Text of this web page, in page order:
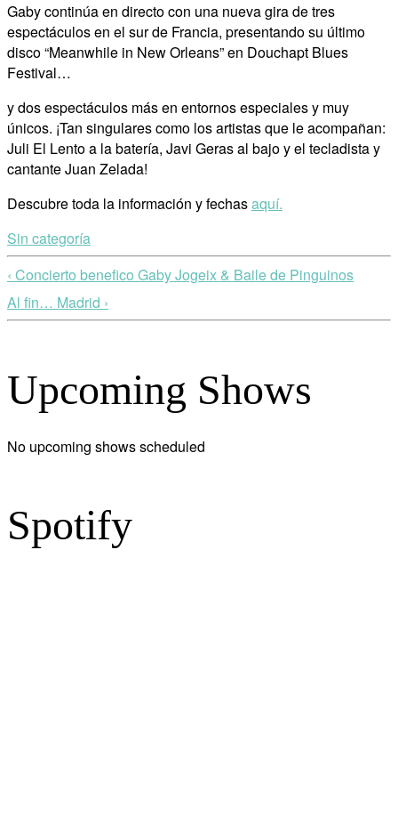
Gaby continúa en directo con una nueva gira de tres
espectáculos en el sur de Francia, presentando su último
disco “Meanwhile in New Orleans” en Douchapt Blues
Festival…
y dos espectáculos más en entornos especiales y muy
únicos. ¡Tan singulares como los artistas que le acompañan:
Juli El Lento a la batería, Javi Geras al bajo y el tecladista y
cantante Juan Zelada!
Descubre toda la información y fechasaquí.
Sin categoría
‹ Concierto benefico Gaby Jogeix & Baile de Pinguinos
Al fin… Madrid ›
Upcoming Shows
No upcoming shows scheduled
Spotify